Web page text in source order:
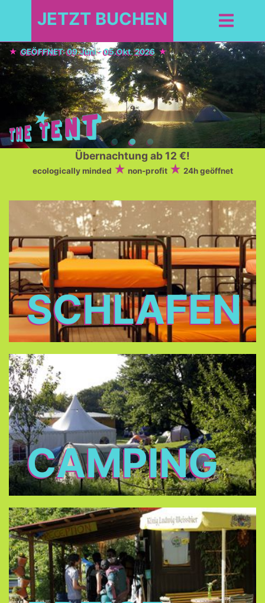
JETZT BUCHEN
GEÖFFNET: 09.Juni - 05.Okt. 2026
Übernachtung ab 12 €!
ecologically minded non-profit 24h geöffnet
SCHLAFEN
CAMPING